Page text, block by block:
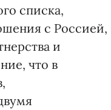
списка,
с Россией,
и
что в